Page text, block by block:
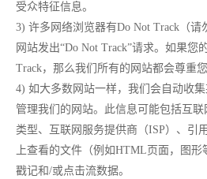
受众特征信息。
3) 许多网络浏览器有Do Not Track（
网站发出“Do Not Track”请求。如果您
Track，那么我们所有的网站都会尊重您
4) 如大多数网站一样，我们会自动收
管理我们的网站。此信息可能包括互
类型、互联网服务提供商（ISP）、引
上查看的文件（例如HTML页面，图
戳记和/或点击流数据。